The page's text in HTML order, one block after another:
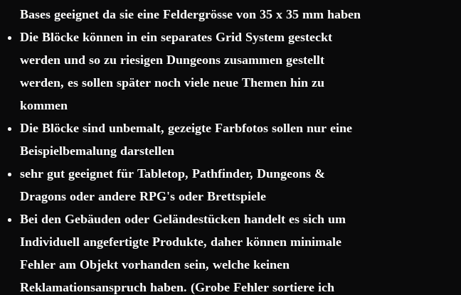
Bases geeignet da sie eine Feldergrösse von 35 x 35 mm haben
Die Blöcke können in ein separates Grid System gesteckt
werden und so zu riesigen Dungeons zusammen gestellt
werden, es sollen später noch viele neue Themen hin zu
kommen
Die Blöcke sind unbemalt, gezeigte Farbfotos sollen nur eine
Beispielbemalung darstellen
sehr gut geeignet für Tabletop, Pathfinder, Dungeons &
Dragons oder andere RPG's oder Brettspiele
Bei den Gebäuden oder Geländestücken handelt es sich um
Individuell angefertigte Produkte, daher können minimale
Fehler am Objekt vorhanden sein, welche keinen
Reklamationsanspruch haben. (Grobe Fehler sortiere ich